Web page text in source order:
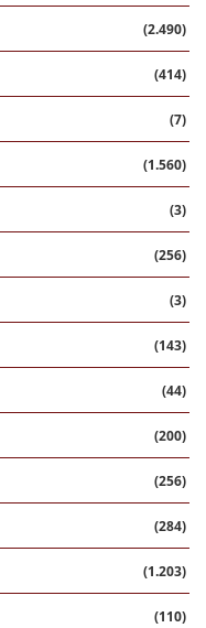
(2.490)
(414)
(7)
(1.560)
(3)
(256)
(3)
(143)
(44)
(200)
(256)
(284)
(1.203)
(110)